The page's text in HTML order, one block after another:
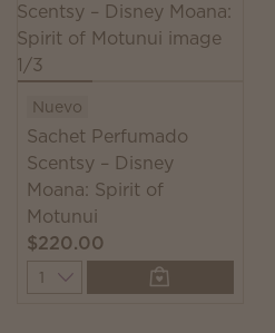
Nuevo
Sachet Perfumado
Scentsy – Disney
Moana: Spirit of
Motunui
$220.00
Quantity